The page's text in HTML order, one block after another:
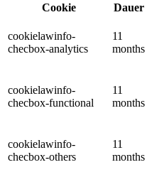
Cookie
Dauer
cookielawinfo-
checbox-analytics
11
months
cookielawinfo-
checbox-functional
11
months
cookielawinfo-
checbox-others
11
months